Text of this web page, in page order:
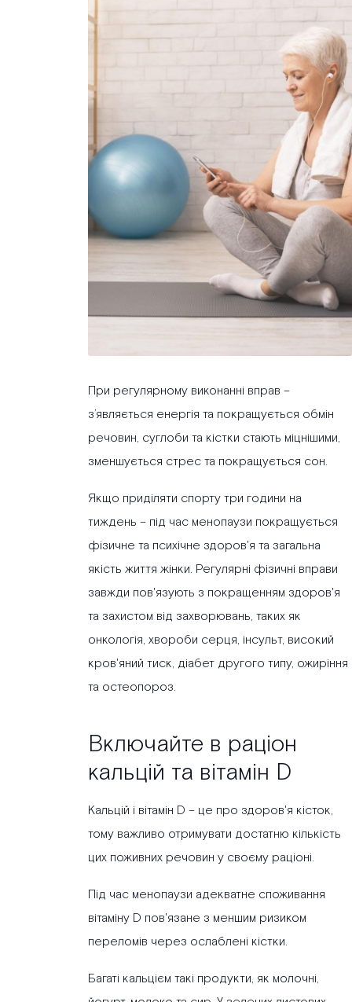
При регулярному виконанні вправ –
з’являється енергія та покращується обмін
речовин, суглоби та кістки стають міцнішими,
зменшується стрес та покращується сон.
Якщо приділяти спорту три години на
тиждень – під час менопаузи покращується
фізичне та психічне здоров'я та загальна
якість життя жінки. Регулярні фізичні вправи
завжди пов'язують з покращенням здоров'я
та захистом від захворювань, таких як
онкологія, хвороби серця, інсульт, високий
кров'яний тиск, діабет другого типу, ожиріння
та остеопороз.
Включайте в раціон
кальцій та вітамін D
Кальцій і вітамін D – це про здоров'я кісток,
тому важливо отримувати достатню кількість
цих поживних речовин у своєму раціоні.
Під час менопаузи адекватне споживання
вітаміну D пов'язане з меншим ризиком
переломів через ослаблені кістки.
Багаті кальцієм такі продукти, як молочні,